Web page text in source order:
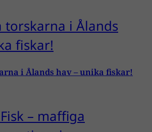
i Ålands hav – unika fiskar!